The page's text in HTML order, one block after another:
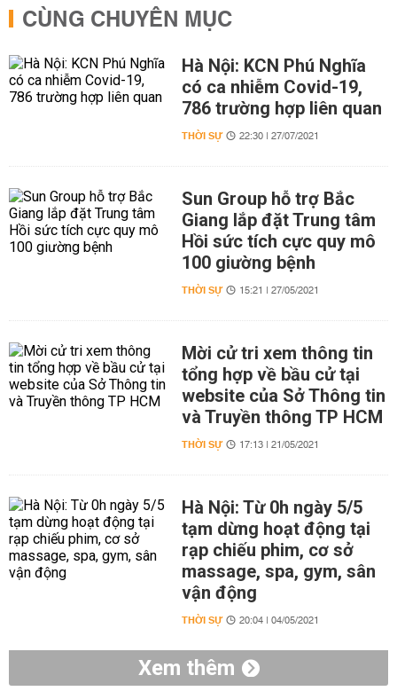
CÙNG CHUYÊN MỤC
Hà Nội: KCN Phú Nghĩa
có ca nhiễm Covid-19,
786 trường hợp liên quan
THỜI SỰ 22:30 | 27/07/2021
Sun Group hỗ trợ Bắc
Giang lắp đặt Trung tâm
Hồi sức tích cực quy mô
100 giường bệnh
THỜI SỰ 15:21 | 27/05/2021
Mời cử tri xem thông tin
tổng hợp về bầu cử tại
website của Sở Thông tin
và Truyền thông TP HCM
THỜI SỰ 17:13 | 21/05/2021
Hà Nội: Từ 0h ngày 5/5
tạm dừng hoạt động tại
rạp chiếu phim, cơ sở
massage, spa, gym, sân
vận động
THỜI SỰ 20:04 | 04/05/2021
Xem thêm